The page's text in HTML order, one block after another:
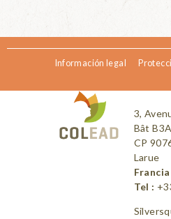
Información legal
3,
Bât B3A
CP
Larue
Francia
Tel :